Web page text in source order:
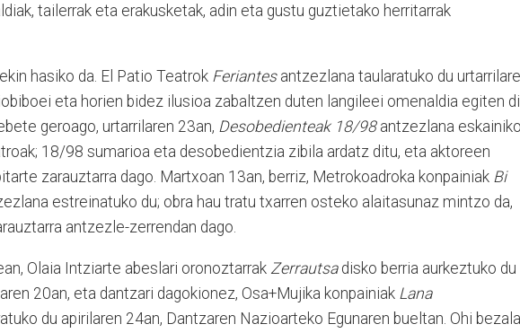
tailerrak eta erakusketak, adin eta gustu guztietako herritarrak
hasiko da. El Patio Teatrok Feriantesantzezlana taularatuko du
eta horien bidez ilusioa zabaltzen duten langileei omenaldia egiten
geroago, urtarrilaren 23an, Desobedienteak 18/98antzezlana
18/98 sumarioa eta desobedientzia zibila ardatz ditu, eta aktoreen
zarauztarra dago. Martxoan 13an, berriz, Metrokoadroka konpainiak Bi
estreinatuko du; obra hau tratu txarren osteko alaitasunaz mintzo da,
antzezle-zerrendan dago.
Olaia Intziarte abeslari oronoztarrak Zerrautsadisko berria aurkeztuko du
20an, eta dantzari dagokionez, Osa+Mujika konpainiak Lana
du apirilaren 24an, Dantzaren Nazioarteko Egunaren bueltan. Ohi